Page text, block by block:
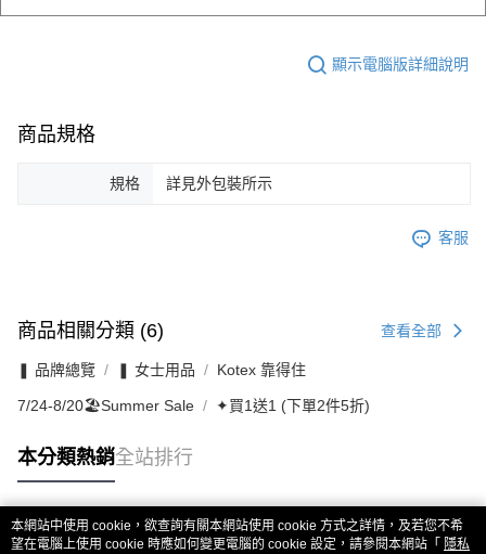
顯示電腦版詳細說明
商品規格
規格 詳見外包裝所示
客服
商品相關分類 (6) 查看全部
❚ 品牌總覽 ❚ 女士用品 Kotex 靠得住
7/24-8/20🏖️Summer Sale ✦買1送1 (下單2件5折)
本分類熱銷全站排行
熱門標籤
本網站中使用 cookie，欲查詢有關本網站使用 cookie 方式之詳情，及若您不希
望在電腦上使用 cookie 時應如何變更電腦的 cookie 設定，請參閱本網站「 隱私